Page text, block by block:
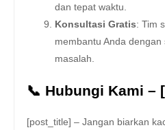
dan tepat waktu.
Konsultasi Gratis: Tim
membantu Anda
masalah.
📞 Hubungi Kami –
[post_title] – Jangan biarkan